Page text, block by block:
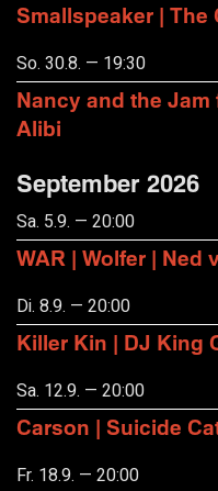
Smallspeaker | The
So. 30.8. — 19:30
Nancy and the
Alibi
September 2026
Sa. 5.9. — 20:00
WAR | Wolfer | Ned
Di. 8.9. — 20:00
Killer Kin | DJ King
Sa. 12.9. — 20:00
Carson | Suicide
Fr. 18.9. — 20:00